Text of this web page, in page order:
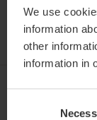
We use
information
other
information in